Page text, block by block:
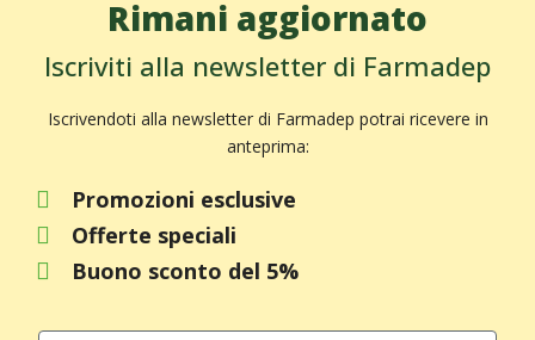
Rimani aggiornato
Iscriviti alla newsletter di Farmadep
Iscrivendoti alla newsletter di Farmadep potrai ricevere in
anteprima:
Promozioni esclusive
Offerte speciali
Buono sconto del 5%